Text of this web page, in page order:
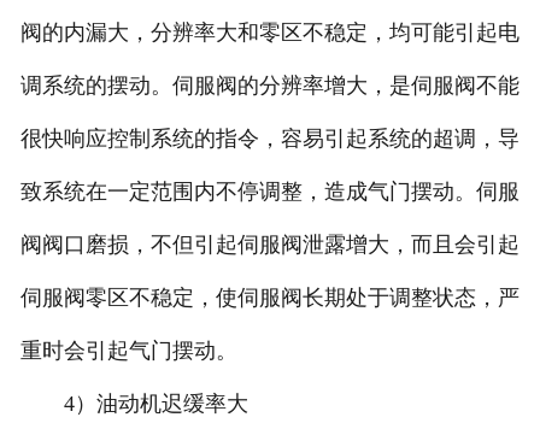
阀的内漏大，分辨率大和零区不稳定，均可能引起电
调系统的摆动。伺服阀的分辨率增大，是伺服阀不能
很快响应控制系统的指令，容易引起系统的超调，导
致系统在一定范围内不停调整，造成气门摆动。伺服
阀阀口磨损，不但引起伺服阀泄露增大，而且会引起
伺服阀零区不稳定，使伺服阀长期处于调整状态，严
重时会引起气门摆动。
4）油动机迟缓率大